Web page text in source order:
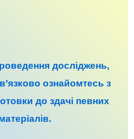
досліджень,
ознайомтесь з
до здачі певних
.